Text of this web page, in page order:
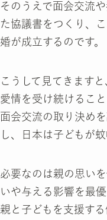
そのうえで面会交流
た協議書をつくり、
婚が成立するのです。
こうして見てきます
愛情を受け続けるこ
面会交流の取り決め
し、日本は子どもが
必要なのは親の思い
いや与える影響を最
親と子どもを支援す